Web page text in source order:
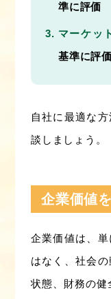
準に評価
マーケッ
基準に評価
自社に最適な
談しましょう。
企業価値
企業価値は、
はなく、社会
状態、財務の